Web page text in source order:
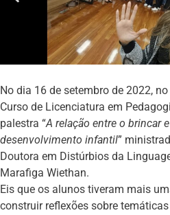
No dia 16 de setembro de 2022,
Curso de Licenciatura em
palestra “A relação entre o brincar
desenvolvimento infantil”
Doutora em Distúrbios da
Marafiga Wiethan.
Eis que os alunos tiveram mais
construir reflexões sobre